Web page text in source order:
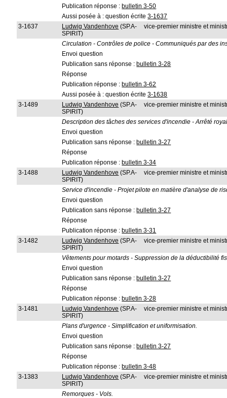
Publication réponse : bulletin 3-50
Aussi posée à : question écrite3-1637
3-1637
Ludwig Vandenhove (SP.A-
SPIRIT)
vice-premier ministre et
Circulation - Contrôles de police - Communiqués par des
Envoi question
Publication sans réponse : bulletin 3-28
Réponse
Publication réponse : bulletin 3-62
Aussi posée à : question écrite3-1638
3-1489
Ludwig Vandenhove (SP.A-
SPIRIT)
vice-premier ministre et
Description des tâches des services d'incendie - Arrêté
Envoi question
Publication sans réponse : bulletin 3-27
Réponse
Publication réponse : bulletin 3-34
3-1488
Ludwig Vandenhove (SP.A-
SPIRIT)
vice-premier ministre et
Service d'incendie - Projet pilote en matière d'analyse de
Envoi question
Publication sans réponse : bulletin 3-27
Réponse
Publication réponse : bulletin 3-31
3-1482
Ludwig Vandenhove (SP.A-
SPIRIT)
vice-premier ministre et
Vêtements pour motards - Suppression de la déductibilité
Envoi question
Publication sans réponse : bulletin 3-27
Réponse
Publication réponse : bulletin 3-28
3-1481
Ludwig Vandenhove (SP.A-
SPIRIT)
vice-premier ministre et
Plans d'urgence - Simplification et uniformisation.
Envoi question
Publication sans réponse : bulletin 3-27
Réponse
Publication réponse : bulletin 3-48
3-1383
Ludwig Vandenhove (SP.A-
SPIRIT)
vice-premier ministre et
Remorques - Vols.